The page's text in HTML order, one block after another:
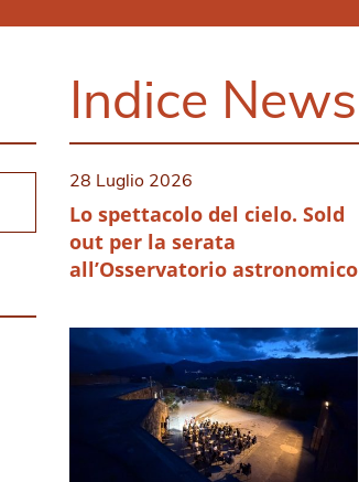
Indice News
28 Luglio 2026
Lo spettacolo del cielo. Sold
out per la serata
all’Osservatorio astronomico